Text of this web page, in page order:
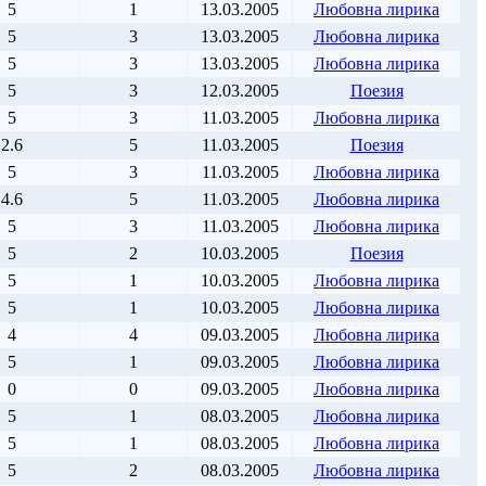
5 1 13.03.2005
Любовна лирика
5
3 13.03.2005
Любовна лирика
5
3 13.03.2005
Любовна лирика
5
3 12.03.2005
Поезия
5
3 11.03.2005
Любовна лирика
2.6
5 11.03.2005
Поезия
5
3 11.03.2005
Любовна лирика
4.6
5 11.03.2005
Любовна лирика
5
3 11.03.2005
Любовна лирика
5
2 10.03.2005
Поезия
5
1 10.03.2005
Любовна лирика
5
1 10.03.2005
Любовна лирика
4
4 09.03.2005
Любовна лирика
5
1 09.03.2005
Любовна лирика
0
0 09.03.2005
Любовна лирика
5
1 08.03.2005
Любовна лирика
5
1 08.03.2005
Любовна лирика
5
2 08.03.2005 Любовна лирика